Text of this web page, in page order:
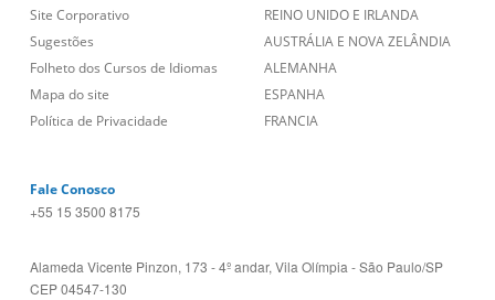
Site Corporativo
Sugestões
Folheto dos Cursos de Idiomas
Mapa do site
Política de Privacidade
REINO UNIDO E IRLANDA
AUSTRÁLIA E NOVA ZELÂNDIA
ALEMANHA
ESPANHA
FRANCIA
Fale Conosco
+55 15 3500 8175
Alameda Vicente Pinzon, 173 - 4º andar, Vila Olímpia - São Paulo/SP
CEP 04547-130